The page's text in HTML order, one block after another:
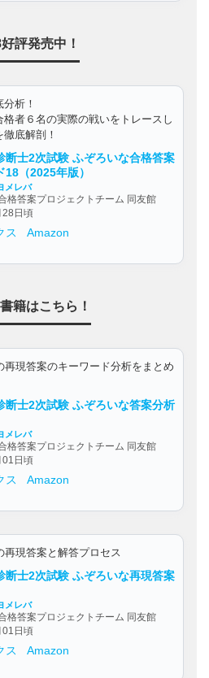
評発売中！
析！
者６名の実際の戦いをトレースし
底解剖！
断士2次試験 ふぞろいな合格答案
18（2025年版）
メレバ
格答案プロジェクトチーム 同友館
28日頃
ス Amazon
籍はこちら！
現答案のキーワード分析をまとめ
断士2次試験 ふぞろいな答案分析
メレバ
格答案プロジェクトチーム 同友館
01日頃
ス Amazon
現答案と解答プロセス
断士2次試験 ふぞろいな再現答案
メレバ
格答案プロジェクトチーム 同友館
01日頃
ス Amazon